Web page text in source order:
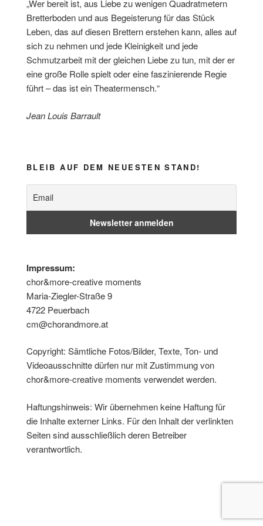
„Wer bereit ist, aus Liebe zu wenigen Quadratmetern
Bretterboden und aus Begeisterung für das Stück
Leben, das auf diesen Brettern erstehen kann, alles auf
sich zu nehmen und jede Kleinigkeit und jede
Schmutzarbeit mit der gleichen Liebe zu tun, mit der er
eine große Rolle spielt oder eine faszinierende Regie
führt – das ist ein Theatermensch.“
Jean Louis Barrault
BLEIB AUF DEM NEUESTEN STAND!
Impressum:
chor&more-creative moments
Maria-Ziegler-Straße 9
4722 Peuerbach
cm@chorandmore.at
Copyright: Sämtliche Fotos/Bilder, Texte, Ton- und
Videoausschnitte dürfen nur mit Zustimmung von
chor&more-creative moments verwendet werden.
Haftungshinweis: Wir übernehmen keine Haftung für
die Inhalte externer Links. Für den Inhalt der verlinkten
Seiten sind ausschließlich deren Betreiber
verantwortlich.